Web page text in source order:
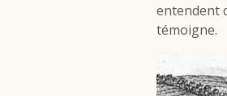
entendent
témoigne.